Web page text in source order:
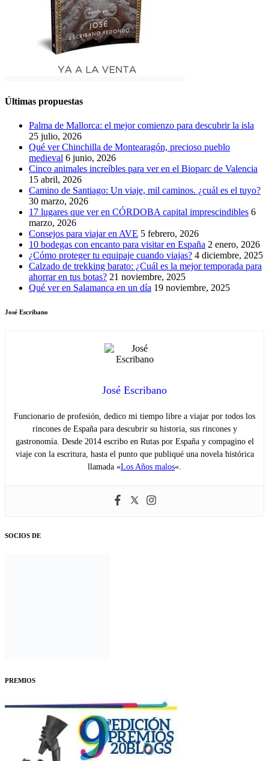
Últimas propuestas
Palma de Mallorca: el mejor comienzo para descubrir la isla
25 julio, 2026
Qué ver Chinchilla de Montearagón, precioso pueblo
medieval 6 junio, 2026
Cinco animales increíbles para ver en el Bioparc de Valencia
15 abril, 2026
Camino de Santiago: Un viaje, mil caminos. ¿cuál es el tuyo?
30 marzo, 2026
17 lugares que ver en CÓRDOBA capital imprescindibles 6
marzo, 2026
Consejos para viajar en AVE 5 febrero, 2026
10 bodegas con encanto para visitar en España 2 enero, 2026
¿Cómo proteger tu equipaje cuando viajas? 4 diciembre, 2025
Calzado de trekking barato: ¿Cuál es la mejor temporada para
ahorrar en tus botas? 21 noviembre, 2025
Qué ver en Salamanca en un día 19 noviembre, 2025
José Escribano
José Escribano
Funcionario de profesión, dedico mi tiempo libre a viajar por todos los
rincones de España para descubrir su historia, sus rincones y
gastronomía. Desde 2014 escribo en Rutas por España y compagino el
viaje con la escritura, hasta el punto que publiqué una novela histórica
llamada «Los Años malos«.
SOCIOS DE
PREMIOS